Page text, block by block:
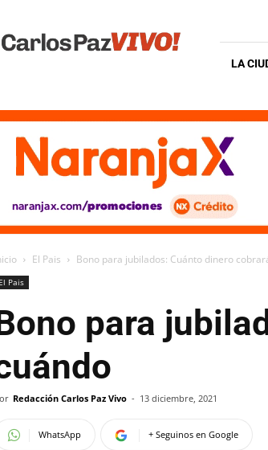
Vivo
LA
El Pais Bono para jubilados: Cuánto dinero
El Pais
para
Redacción Carlos Paz Vivo - 13 diciembre, 2021
WhatsApp + Seguinos en Google